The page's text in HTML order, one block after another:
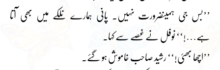
’’بس جی ہمیںضرورت نہیں۔ پانی ہمارے نلکے میں بھی آتا
ہے…!‘‘ نوفل نے غصے سے کہا۔
’’اچھا بھئی!‘‘ رشید صاحب خاموش ہو گئے۔